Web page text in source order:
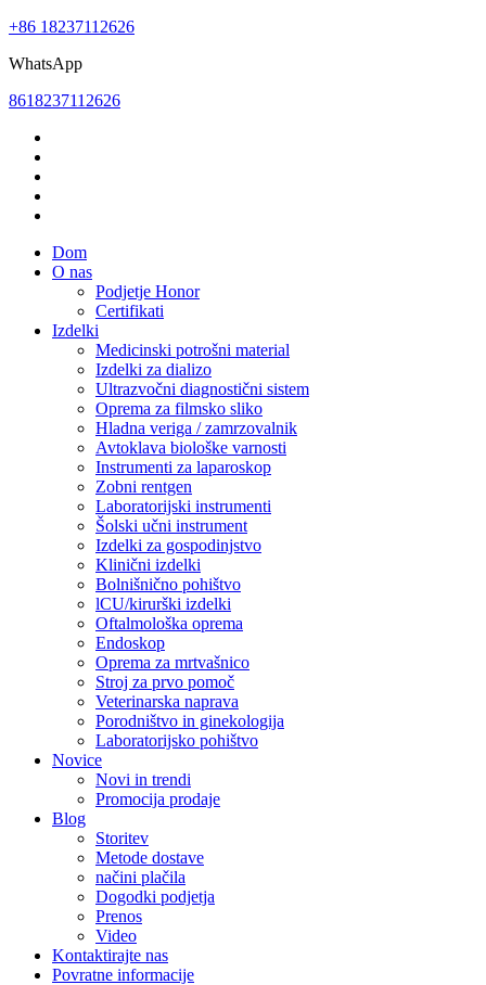
+86 18237112626
WhatsApp
8618237112626
Dom
O nas
Podjetje Honor
Certifikati
Izdelki
Medicinski potrošni material
Izdelki za dializo
Ultrazvočni diagnostični sistem
Oprema za filmsko sliko
Hladna veriga / zamrzovalnik
Avtoklava biološke varnosti
Instrumenti za laparoskop
Zobni rentgen
Laboratorijski instrumenti
Šolski učni instrument
Izdelki za gospodinjstvo
Klinični izdelki
Bolnišnično pohištvo
lCU/kirurški izdelki
Oftalmološka oprema
Endoskop
Oprema za mrtvašnico
Stroj za prvo pomoč
Veterinarska naprava
Porodništvo in ginekologija
Laboratorijsko pohištvo
Novice
Novi in trendi
Promocija prodaje
Blog
Storitev
Metode dostave
načini plačila
Dogodki podjetja
Prenos
Video
Kontaktirajte nas
Povratne informacije